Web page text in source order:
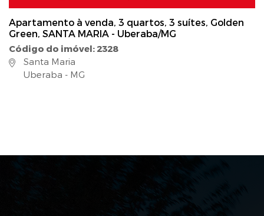
Apartamento à venda, 3 quartos, 3 suítes, Golden
Green, SANTA MARIA - Uberaba/MG
Código do imóvel: 2328
Santa Maria
Uberaba - MG